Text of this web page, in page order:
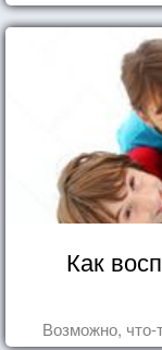
Как
Возможно, что-